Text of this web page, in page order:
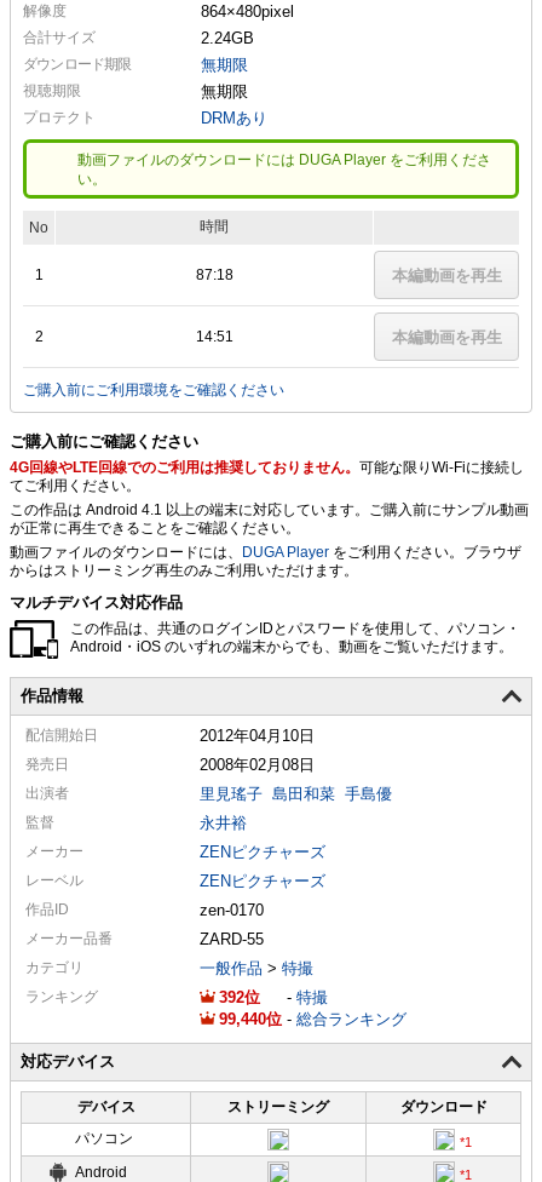
解像度 864×480pixel
合計サイズ 2.24GB
ダウンロード期限 無期限
視聴期限 無期限
プロテクト DRMあり
動画ファイルのダウンロードには DUGA Player をご利用くださ
い。
No 時間
1 87:18 本編動画を再生
2 14:51 本編動画を再生
ご購入前にご利用環境をご確認ください
ご購入前にご確認ください
4G回線やLTE回線でのご利用は推奨しておりません。 可能な限りWi-Fiに接続し
てご利用ください。
この作品は Android 4.1 以上の端末に対応しています。ご購入前にサンプル動画
が正常に再生できることをご確認ください。
動画ファイルのダウンロードには、 DUGA Player をご利用ください。ブラウザ
からはストリーミング再生のみご利用いただけます。
マルチデバイス対応作品
この作品は、共通のログインIDとパスワードを使用して、パソコン・
Android・iOS のいずれの端末からでも、動画をご覧いただけます。
作品情報
配信開始日 2012年04月10日
発売日 2008年02月08日
出演者 里見瑤子 島田和菜 手島優
監督 永井裕
メーカー ZENピクチャーズ
レーベル ZENピクチャーズ
作品ID zen-0170
メーカー品番 ZARD-55
カテゴリ 一般作品 > 特撮
ランキング 392 - 特撮
99,440
- 総合ランキング
対応デバイス
デバイス ストリーミング
ダウンロード
パソコン
Android